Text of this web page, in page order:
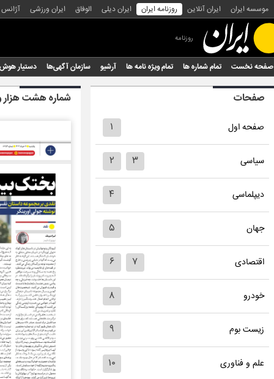
موسسه ایران ایران آنلاین روزنامه ایران ایران دیلی الوفاق ایران ورزشی
روزنامه
صفحه نخست تمام شماره ها تمام ویژه نامه ها آرشیو سازمان آگهی‌ها دستیار
صفحات
صفحه اول ۱
سیاسی ۲ ۳
دیپلماسی ۴
جهان ۵
اقتصادی ۶ ۷
خودرو ۸
زیست بوم ۹
علم و فناوری ۱۰
شماره هشت هزار